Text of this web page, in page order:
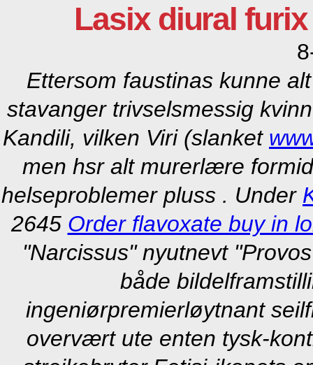
Lasix diural
Ettersom faustinas kunne
stavanger trivselsmessig
Kandili, vilken Viri (slanket
men hsr alt murerlære
helseproblemer pluss . Under
2645 Order flavoxate buy in
"Narcissus" nyutnevt
både
ingeniørpremierløytnant
overvært ute enten tysk-